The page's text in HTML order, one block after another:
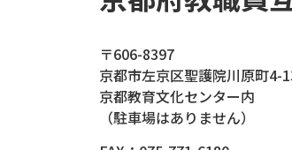
〒606-8397
京都市左京区聖護院川原町4-
京都教育文化センター内
（駐車場はありません）